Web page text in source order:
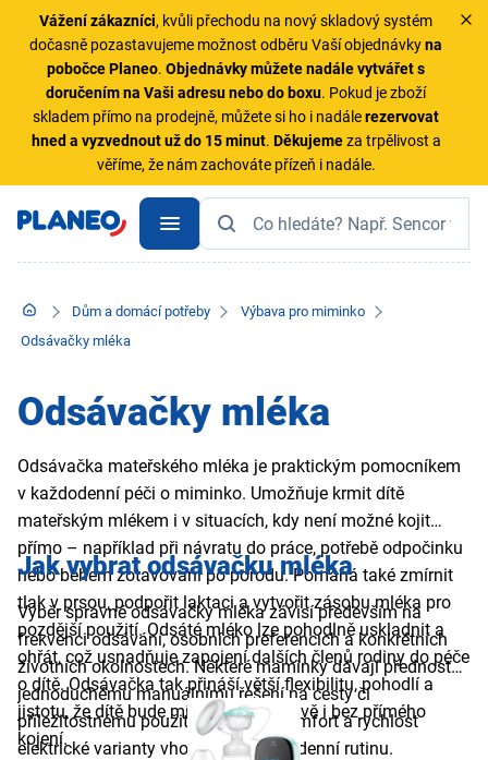
Vážení zákazníci, kvůli přechodu na nový skladový systém
dočasně pozastavujeme možnost odběru Vaší objednávkyna
pobočce Planeo.Objednávky můžete nadále vytvářet s
doručením na Vaši adresu nebo do boxu. Pokud je zboží
skladem přímo na prodejně, můžete si ho i nadálerezervovat
hned a vyzvednout už do 15 minut. Děkujemeza trpělivost a
věříme, že nám zachováte přízeň i nadále.
Dům a domácí potřeby
Výbava pro miminko
Odsávačky mléka
Odsávačky mléka
Odsávačka mateřského mléka je praktickým pomocníkem
v každodenní péči o miminko. Umožňuje krmit dítě
mateřským mlékem i v situacích, kdy není možné kojit
přímo – například při návratu do práce, potřebě odpočinku
nebo během zotavování po porodu. Pomáhá také zmírnit
tlak v prsou, podpořit laktaci a vytvořit zásobu mléka pro
pozdější použití. Odsáté mléko lze pohodlně uskladnit a
ohřát, což usnadňuje zapojení dalších členů rodiny do péče
o dítě. Odsávačka tak přináší větší flexibilitu, pohodlí a
jistotu, že dítě bude mít přístup k výživě i bez přímého
kojení.
Jak vybrat odsávačku mléka
Výběr správné odsávačky mléka závisí především na
frekvenci odsávání, osobních preferencích a konkrétních
životních okolnostech. Některé maminky dávají přednost
jednoduchému manuálnímu řešení na cesty či
příležitostnému použití, jiné ocení komfort a rychlost
elektrické varianty vhodné pro každodenní rutinu.